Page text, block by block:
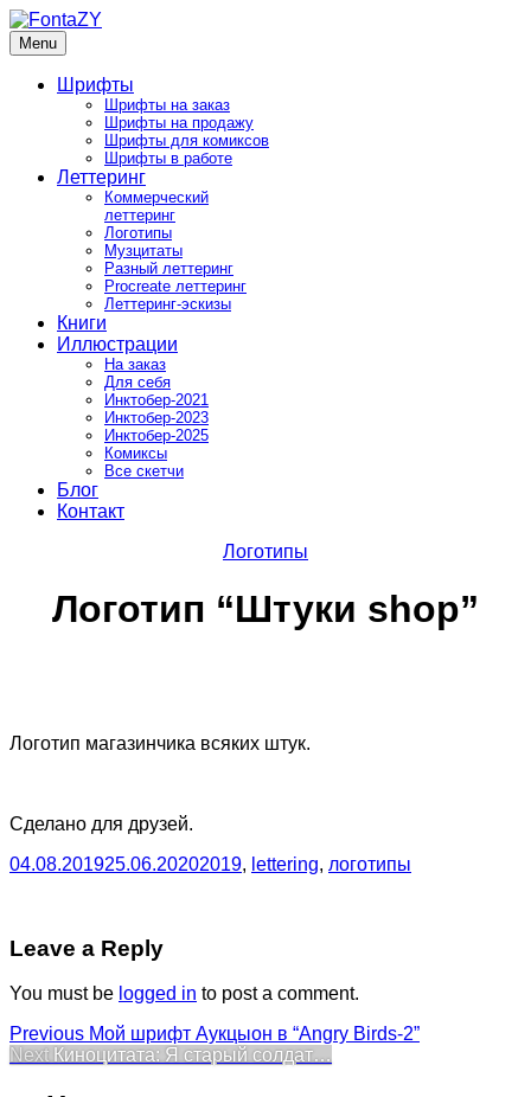
Skip
to
content
FontaZY
Fonts and pictures by Zakhar Yaschin
Menu
Шрифты
Шрифты на заказ
Шрифты на продажу
Шрифты для комиксов
Шрифты в работе
Леттеринг
Коммерческий
леттеринг
Логотипы
Музцитаты
Разный леттеринг
Procreate леттеринг
Леттеринг-эскизы
Книги
Иллюстрации
На заказ
Для себя
Инктобер-2021
Инктобер-2023
Инктобер-2025
Комиксы
Все скетчи
Блог
Контакт
Логотипы
Логотип “Штуки shop”
Логотип магазинчика всяких штук.
Сделано для друзей.
04.08.201925.06.20202019, lettering, логотипы
Leave a Reply
You must be logged in to post a comment.
Post
navigation
Previous Previous
post:
Мой шрифт Аукцыон в “Angry Birds-2”
Next Next
Киноцитата: Я старый солдат…